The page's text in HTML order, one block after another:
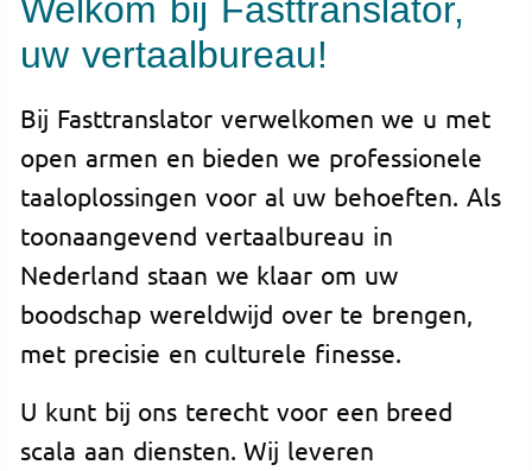
Welkom bij Fasttranslator,
uw vertaalbureau!
Bij Fasttranslator verwelkomen we u met
open armen en bieden we professionele
taaloplossingen voor al uw behoeften. Als
toonaangevend vertaalbureau in
Nederland staan we klaar om uw
boodschap wereldwijd over te brengen,
met precisie en culturele finesse.
U kunt bij ons terecht voor een breed
scala aan diensten. Wij leveren